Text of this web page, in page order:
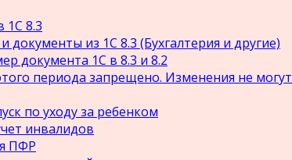
1С 8.3
документы из 1С 8.3 (Бухгалтерия и другие)
документа 1С в 8.3 и 8.2
периода запрещено. Изменения не могут
по уходу за ребенком
инвалидов
ПФР